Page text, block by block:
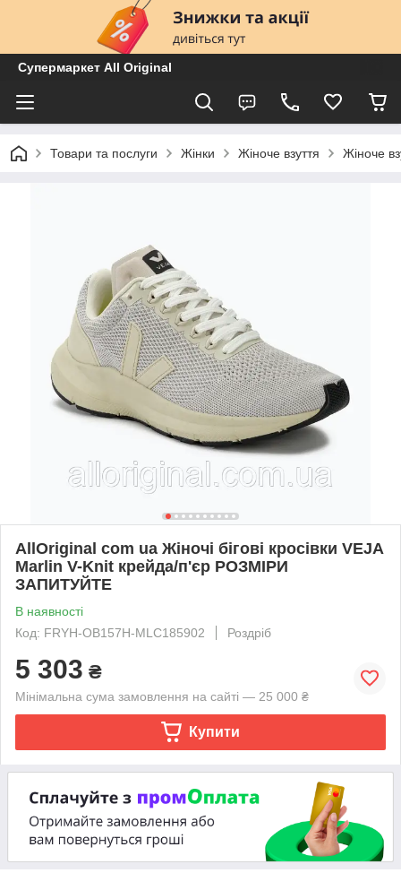
Супермаркет All Original
Товари та послуги Жінки Жіноче взуття Жіноче
AllOriginal com ua Жіночі бігові кросівки VEJA
Marlin V-Knit крейда/п'єр РОЗМІРИ
ЗАПИТУЙТЕ
В наявності
Код: FRYH-OB157H-MLC185902
Роздріб
5 303 ₴
Мінімальна сума замовлення на сайті — 25 000 ₴
Купити